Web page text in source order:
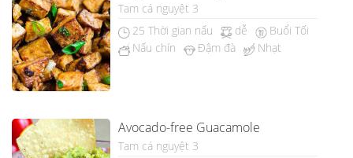
Tam cá nguyệt 3
25 Thời gian nấu
dễ
Buổi Tối
Nấu chín
Đậm đà Nhạt
Avocado-free Guacamole
Tam cá nguyệt 3